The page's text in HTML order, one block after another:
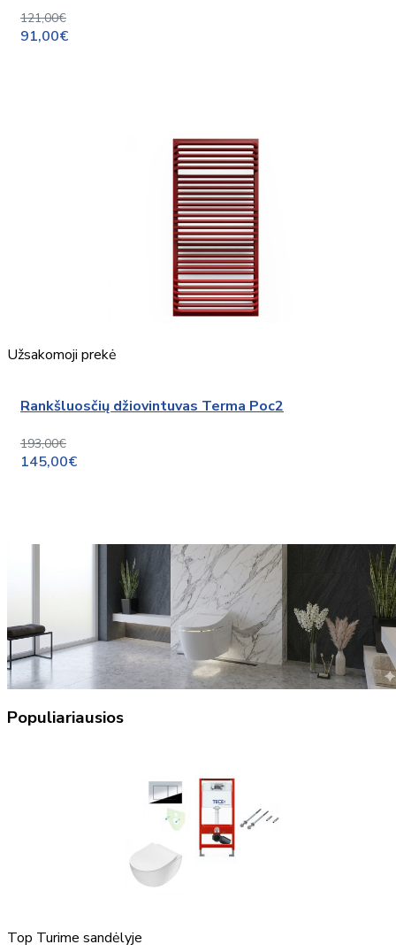
121,00€
91,00€
Užsakomoji prekė
Rankšluosčių džiovintuvas Terma Poc2
193,00€
145,00€
Populiariausios
Top Turime sandėlyje